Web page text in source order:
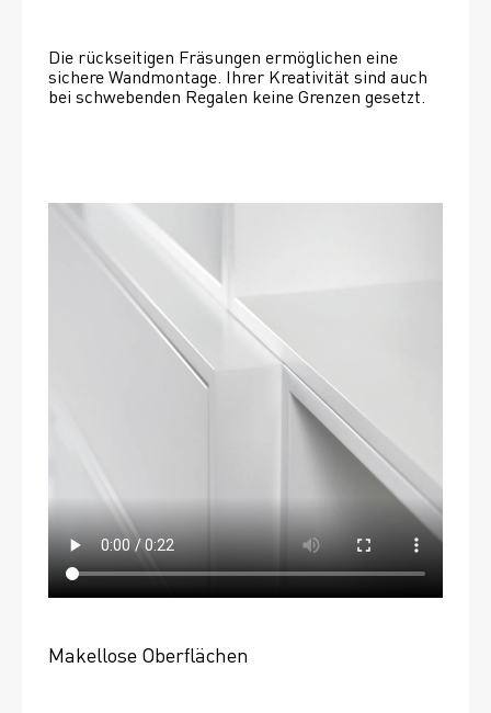
Die rückseitigen Fräsungen ermöglichen eine
sichere Wandmontage. Ihrer Kreativität sind auch
bei schwebenden Regalen keine Grenzen gesetzt.
Makellose Oberflächen